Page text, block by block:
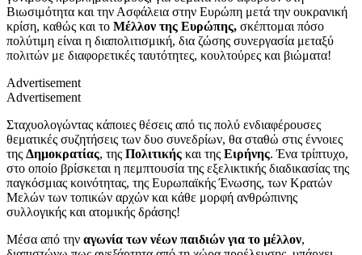
Βιωσιμότητα και την Ασφάλεια στην Ευρώπη μετά την ουκρανική
κρίση, καθώς και το Μέλλον της Ευρώπης, σκέπτομαι πόσο
πολύτιμη είναι η διαπολιτισμική, δια ζώσης συνεργασία μεταξύ
πολιτών με διαφορετικές ταυτότητες, κουλτούρες και βιώματα!
Advertisement
Advertisement
Σταχυολογώντας κάποιες θέσεις από τις πολύ ενδιαφέρουσες
θεματικές συζητήσεις των δυο συνεδρίων, θα σταθώ στις έννοιες
της Δημοκρατίας, της Πολιτικής και της Ειρήνης. Ένα τρίπτυχο,
στο οποίο βρίσκεται η πεμπτουσία της εξελικτικής διαδικασίας της
παγκόσμιας κοινότητας, της Ευρωπαϊκής Ένωσης, των Κρατών
Μελών των τοπικών αρχών και κάθε μορφή ανθρώπινης
συλλογικής και ατομικής δράσης!
Μέσα από την αγωνία των νέων παιδιών για το μέλλον,